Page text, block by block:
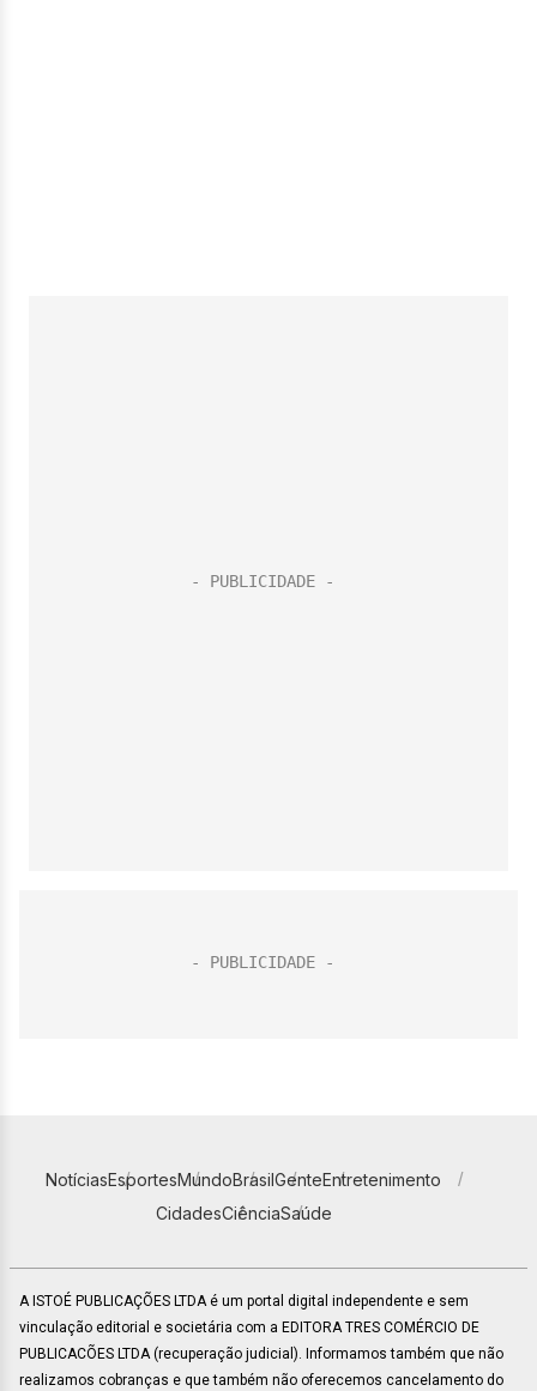
NotíciasEsportesMundoBrasilGenteEntretenimento
CidadesCiênciaSaúde
A ISTOÉ PUBLICAÇÕES LTDA é um portal digital independente e sem
vinculação editorial e societária com a EDITORA TRES COMÉRCIO DE
PUBLICACÕES LTDA (recuperação judicial). Informamos também que não
realizamos cobranças e que também não oferecemos cancelamento do